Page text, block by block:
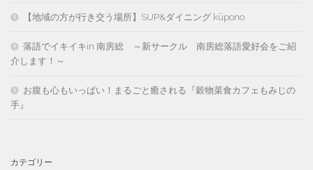
【地域の方が行き交う場所】SUP&ダイニング kūpono
落語でイキイキin 南房総 ～新サークル 南房総落語愛好会をご紹
介します！～
お腹も心もいっぱい！まるごと癒される『穀物菜食カフェもみじの
手』
カテゴリー